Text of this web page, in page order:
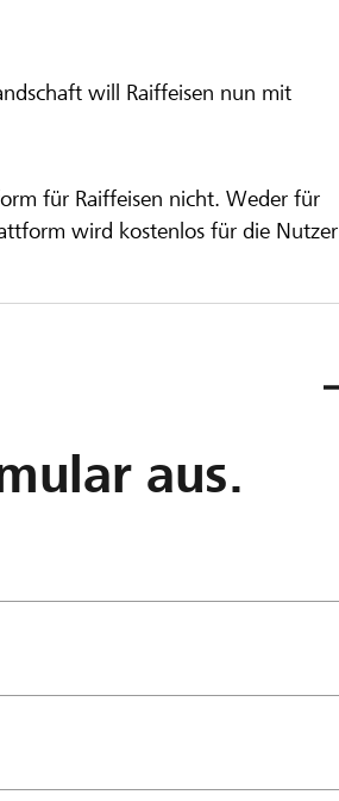
will Raiffeisen nun mit
für Raiffeisen nicht. Weder für
wird kostenlos für die Nutzer
aus.